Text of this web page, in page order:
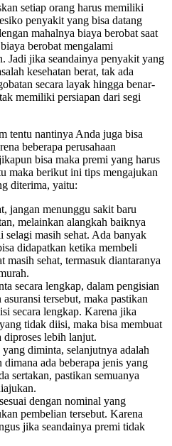
setiap orang harus memiliki
penyakit yang bisa datang
mahalnya biaya berobat saat
berobat mengalami
Jadi jika seandainya penyakit yang
kesehatan berat, tak ada
secara layak hingga benar-
memiliki persiapan dari segi
tentu nantinya Anda juga bisa
beberapa perusahaan
bisa maka premi yang harus
maka berikut ini tips mengajukan
diterima, yaitu:
jangan menunggu sakit baru
melainkan alangkah baiknya
masih sehat. Ada banyak
didapatkan ketika membeli
masih sehat, termasuk diantaranya
secara lengkap, dalam pengisian
tersebut, maka pastikan
secara lengkap. Karena jika
tidak diisi, maka bisa membuat
diproses lebih lanjut.
diminta, selanjutnya adalah
ada beberapa jenis yang
sertakan, pastikan semuanya
dengan nominal yang
pembelian tersebut. Karena
jika seandainya premi tidak